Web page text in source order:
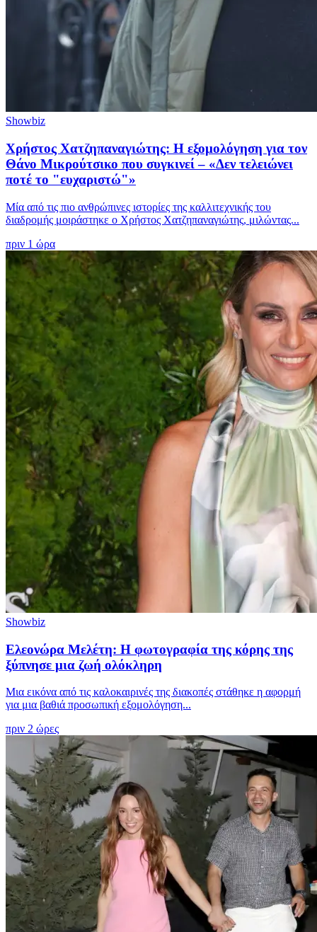
Showbiz
Χρήστος Χατζηπαναγιώτης: Η εξομολόγηση για τον
Θάνο Μικρούτσικο που συγκινεί – «Δεν τελειώνει
ποτέ το "ευχαριστώ"»
Μία από τις πιο ανθρώπινες ιστορίες της καλλιτεχνικής του
διαδρομής μοιράστηκε ο Χρήστος Χατζηπαναγιώτης, μιλώντας...
πριν 1 ώρα
Showbiz
Ελεονώρα Μελέτη: Η φωτογραφία της κόρης της
ξύπνησε μια ζωή ολόκληρη
Μια εικόνα από τις καλοκαιρινές της διακοπές στάθηκε η αφορμή
για μια βαθιά προσωπική εξομολόγηση...
πριν 2 ώρες